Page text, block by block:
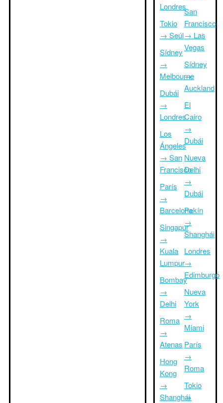
Londres
Tokio
→ Seúl
Sídney
→
Melbourne
Dubái
→
Londres
Los
Ángeles
→ San
Francisco
París
→
Barcelona
Singapur
→
Kuala
Lumpur
Bombay
→
Delhi
Roma
→
Atenas
Hong
Kong
→
Shanghái
San
Francisco
→ Las
Vegas
Sídney
→
Auckland
El
Cairo
→
Dubái
Nueva
Delhi
→
Dubái
Pekín
→
Shanghái
Londres
→
Edimburgo
Nueva
York
→
Miami
París
→
Roma
Tokio
→